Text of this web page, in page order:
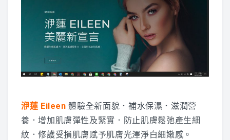
洢蓮 Eileen 體驗全新面貌．補水保濕．滋潤營
養．增加肌膚彈性及緊實．防止肌膚鬆弛產生細
紋．修護受損肌膚赋予肌膚光澤淨白細嫩感。